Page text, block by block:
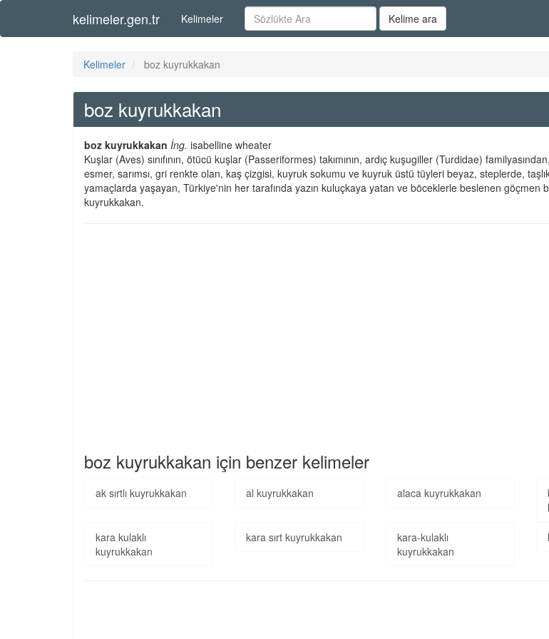
kelimeler.gen.tr Kelimeler Kelime ara
Kelimeler boz kuyrukkakan
boz kuyrukkakan
boz kuyrukkakan İng. isabelline wheater
Kuşlar (Aves) sınıfının, ötücü kuşlar (Passeriformes) takımının, ardıç kuşugiller (Turdidae)
esmer, sarımsı, gri renkte olan, kaş çizgisi, kuyruk sokumu ve kuyruk üstü tüyleri beyaz, steplerde,
yamaçlarda yaşayan, Türkiye'nin her tarafında yazın kuluçkaya yatan ve böceklerle beslenen göçmen
kuyrukkakan.
boz kuyrukkakan için benzer kelimeler
ak sırtlı kuyrukkakan al kuyrukkakan alaca kuyrukkakan
kara kulaklı
kuyrukkakan
kara sırt kuyrukkakan
kara-kulaklı
kuyrukkakan